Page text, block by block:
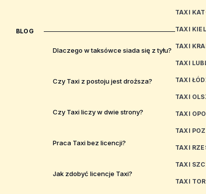
BLOG
Dlaczego w taksówce siada się z tyłu?
Czy Taxi z postoju jest droższa?
Czy Taxi liczy w dwie strony?
Praca Taxi bez licencji?
Jak zdobyć licencje Taxi?
TAXI
TAXI
TAXI
TAXI
TAXI
TAXI
TAXI
TAXI
TAXI
TAXI
TAXI